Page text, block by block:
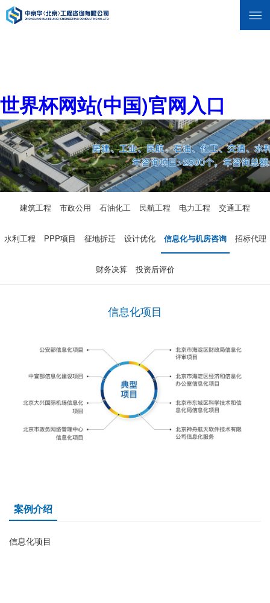
世界杯网站(中国)官网入口
建筑工程 市政公用 石油化工 民航工程 电力工程 交通工程
水利工程 PPP项目 征地拆迁 设计优化 信息化与机房咨询 招标代理
财务决算 投资后评价
信息化项目
案例介绍
信息化项目